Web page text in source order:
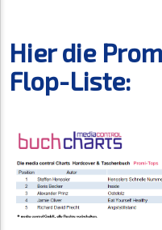
Hier die
Flop-Liste: